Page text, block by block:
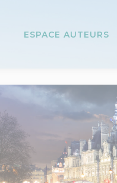
ESPACE AUTEURS